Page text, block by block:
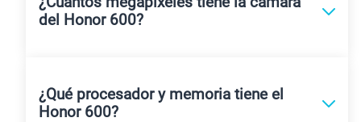
del Honor 600?
¿Qué procesador y memoria tiene el
Honor 600?